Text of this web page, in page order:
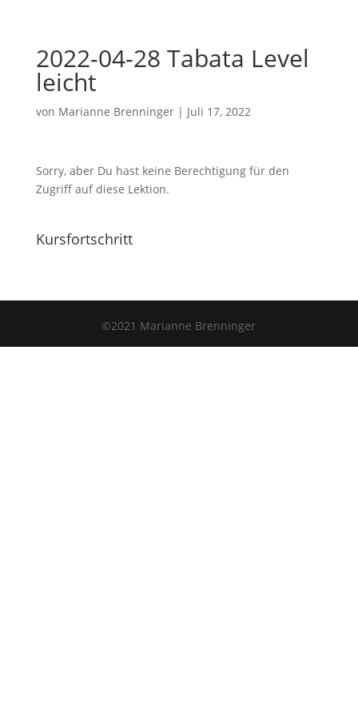
2022-04-28 Tabata Level
leicht
von Marianne Brenninger| Juli 17, 2022
Sorry, aber Du hast keine Berechtigung für den
Zugriff auf diese Lektion.
Kursfortschritt
©2021 Marianne Brenninger